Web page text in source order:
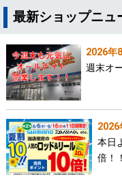
最新ショップニュ
2026年
週末オ
2026
本日
倍！！